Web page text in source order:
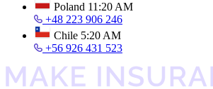
Poland 11:20 AM
+48 223 906 246
Chile 5:20 AM
+56 926 431 523